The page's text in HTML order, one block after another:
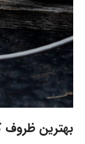
بهترین ظروف